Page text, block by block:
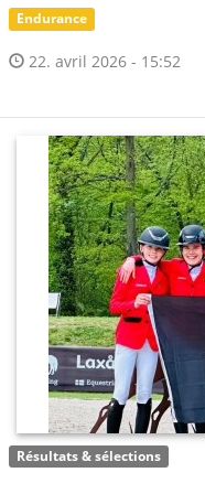
Endurance
22. avril 2026 - 15:52
Résultats & sélections